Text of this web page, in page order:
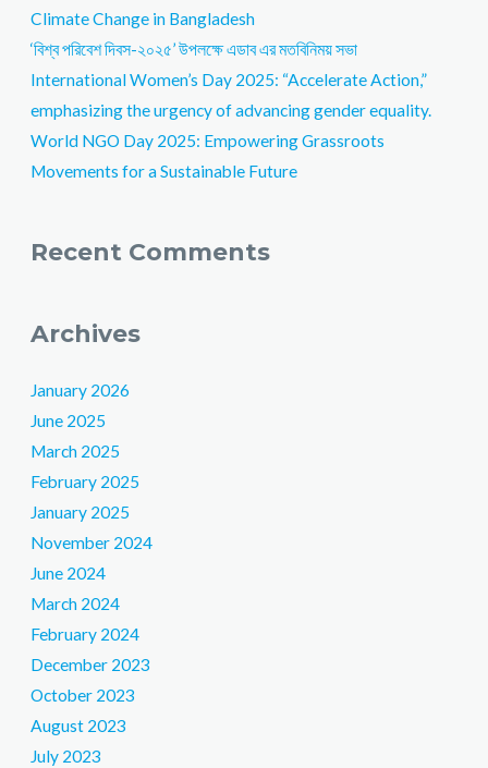
Climate Change in Bangladesh
‘বিশ্ব পরিবেশ দিবস-২০২৫’ উপলক্ষে এডাব এর মতবিনিময় সভা
International Women’s Day 2025: “Accelerate Action,”
emphasizing the urgency of advancing gender equality.
World NGO Day 2025: Empowering Grassroots
Movements for a Sustainable Future
Recent Comments
Archives
January 2026
June 2025
March 2025
February 2025
January 2025
November 2024
June 2024
March 2024
February 2024
December 2023
October 2023
August 2023
July 2023